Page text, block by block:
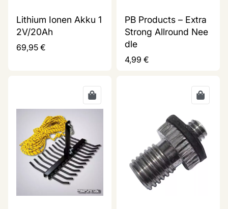
Lithium Ionen Akku 1
2V/20Ah
69,95 €
PB Products – Extra
Strong Allround Nee
dle
4,99 €